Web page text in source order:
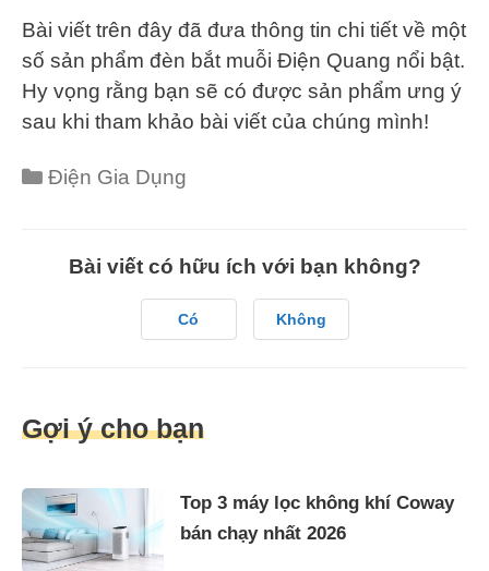
Bài viết trên đây đã đưa thông tin chi tiết về một
số sản phẩm đèn bắt muỗi Điện Quang nổi bật.
Hy vọng rằng bạn sẽ có được sản phẩm ưng ý
sau khi tham khảo bài viết của chúng mình!
Điện Gia Dụng
Bài viết có hữu ích với bạn không?
Có Không
Gợi ý cho bạn
Top 3 máy lọc không khí Coway
bán chạy nhất 2026